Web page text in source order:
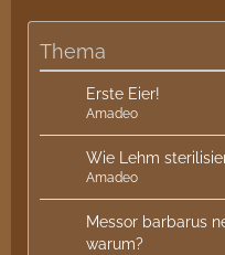
Thema
Erste Eier!
Amadeo
Wie Lehm
Amadeo
Messor barbarus
warum?